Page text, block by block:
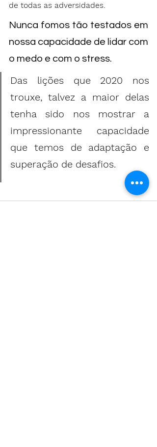
de todas as adversidades.
Nunca fomos tão testados em
nossa capacidade de lidar com
o medo e com o stress.
Das lições que 2020 nos
trouxe, talvez a maior delas
tenha sido nos mostrar a
impressionante capacidade
que temos de adaptação e
superação de desafios.